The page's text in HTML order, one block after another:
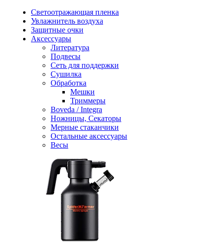
Светоотражающая пленка
Увлажнитель воздуха
Защитные очки
Аксессуары
Литература
Подвесы
Сеть для поддержки
Сушилка
Обработка
Мешки
Триммеры
Boveda / Integra
Ножницы, Секаторы
Мерные стаканчики
Остальные аксессуары
Весы